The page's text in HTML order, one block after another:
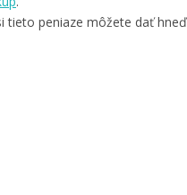
peniaze môžete dať